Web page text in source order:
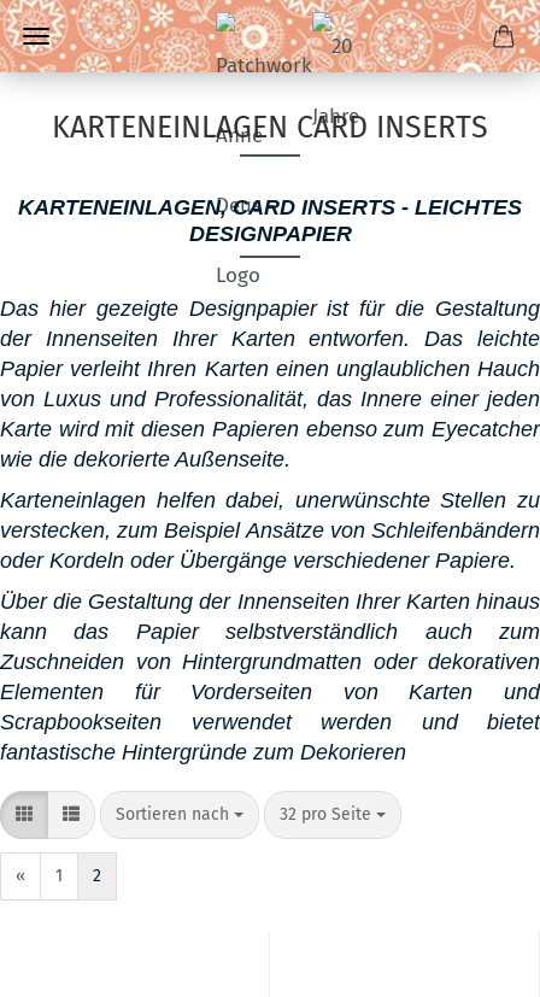
KARTENEINLAGEN CARD INSERTS
KARTENEINLAGEN, CARD INSERTS - LEICHTES
DESIGNPAPIER
Das hier gezeigte Designpapier ist für die Gestaltung
der Innenseiten Ihrer Karten entworfen. Das leichte
Papier verleiht Ihren Karten einen unglaublichen Hauch
von Luxus und Professionalität, das Innere einer jeden
Karte wird mit diesen Papieren ebenso zum Eyecatcher
wie die dekorierte Außenseite.
Karteneinlagen helfen dabei, unerwünschte Stellen zu
verstecken, zum Beispiel Ansätze von Schleifenbändern
oder Kordeln oder Übergänge verschiedener Papiere.
Über die Gestaltung der Innenseiten Ihrer Karten hinaus
kann das Papier selbstverständlich auch zum
Zuschneiden von Hintergrundmatten oder dekorativen
Elementen für Vorderseiten von Karten und
Scrapbookseiten verwendet werden und bietet
fantastische Hintergründe zum Dekorieren
Sortieren nach
Sortieren nach 32 pro Seite
pro Seite
« 1 2